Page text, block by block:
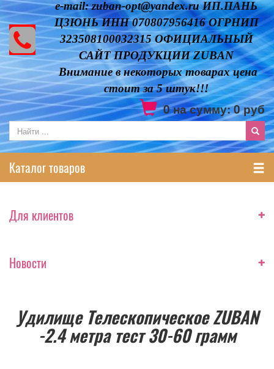
e-mail: zuban-opt@yandex.ru ИП.ПАНЬ
ЦЗЮНЬ ИНН 070807956416 ОГРНИП
323508100032315 ОФИЦИАЛЬНЫЙ
САЙТ ПРОДУКЦИИ ZUBAN
Внимание в некоторых товарах цена
стоит за 5 штук!!!
0на сумму:0руб
Каталог товаров
Для клиентов +
Новости +
Удилище Телескопическое ZUBAN
-2.4 метра тест 30-60 грамм